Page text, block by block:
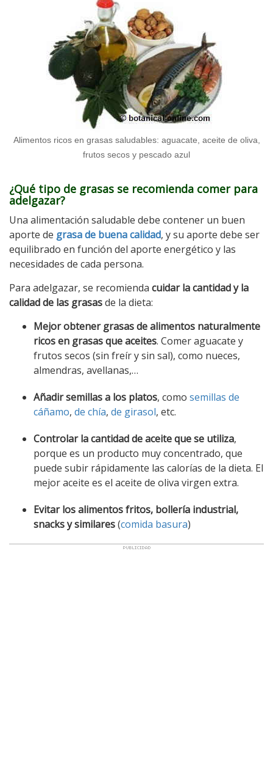
Alimentos ricos en grasas saludables: aguacate, aceite de oliva,
frutos secos y pescado azul
¿Qué tipo de grasas se recomienda comer para
adelgazar?
Una alimentación saludable debe contener un buen
aporte de grasa de buena calidad, y su aporte debe ser
equilibrado en función del aporte energético y las
necesidades de cada persona.
Para adelgazar, se recomienda cuidar la cantidad y la
calidad de las grasasde la dieta:
Mejor obtener grasas de alimentos naturalmente
ricos en grasas que aceites. Comer aguacate y
frutos secos (sin freír y sin sal), como nueces,
almendras, avellanas,…
Añadir semillas a los platos, como semillas de
cáñamo, de chía, de girasol, etc.
Controlar la cantidad de aceite que se utiliza,
porque es un producto muy concentrado, que
puede subir rápidamente las calorías de la dieta. El
mejor aceite es el aceite de oliva virgen extra.
Evitar los alimentos fritos, bollería industrial,
snacks y similares(comida basura)